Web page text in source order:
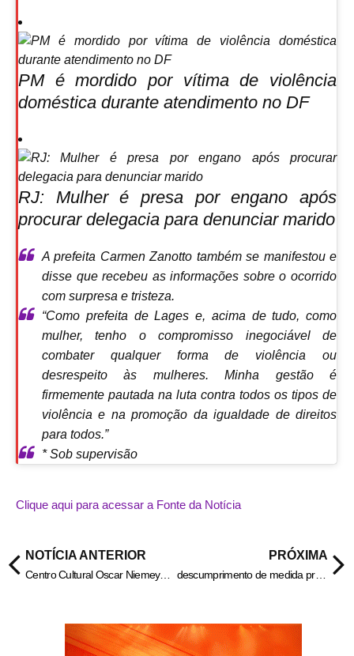
PM é mordido por vítima de violência
doméstica durante atendimento no DF
RJ: Mulher é presa por engano após
procurar delegacia para denunciar marido
A prefeita Carmen Zanotto também se manifestou e
disse que recebeu as informações sobre o ocorrido
com surpresa e tristeza.
“Como prefeita de Lages e, acima de tudo, como
mulher, tenho o compromisso inegociável de
combater qualquer forma de violência ou
desrespeito às mulheres. Minha gestão é
firmemente pautada na luta contra todos os tipos de
violência e na promoção da igualdade de direitos
para todos.”
* Sob supervisão
Clique aqui para acessar a Fonte da Notícia
NOTÍCIA ANTERIOR
Centro Cultural Oscar Niemeyer terá ponto turístico e gastronômico
PRÓXIMA
descumprimento de medida protetiva em Jaraguá – Policia Civil do Estado de Goiás